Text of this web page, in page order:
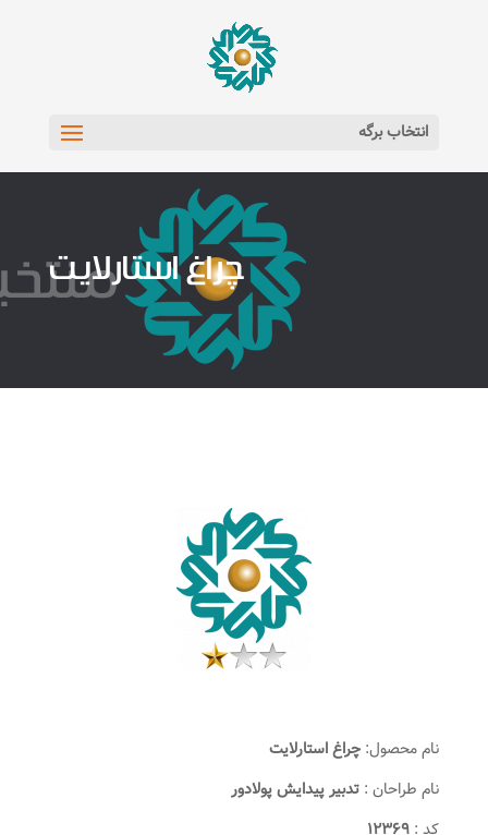
انتخاب برگه
چراغ استارلایت
نام محصول: چراغ استارلایت
نام طراحان : تدبیر پیدایش پولادور
کد : ۱۲۳۶۹